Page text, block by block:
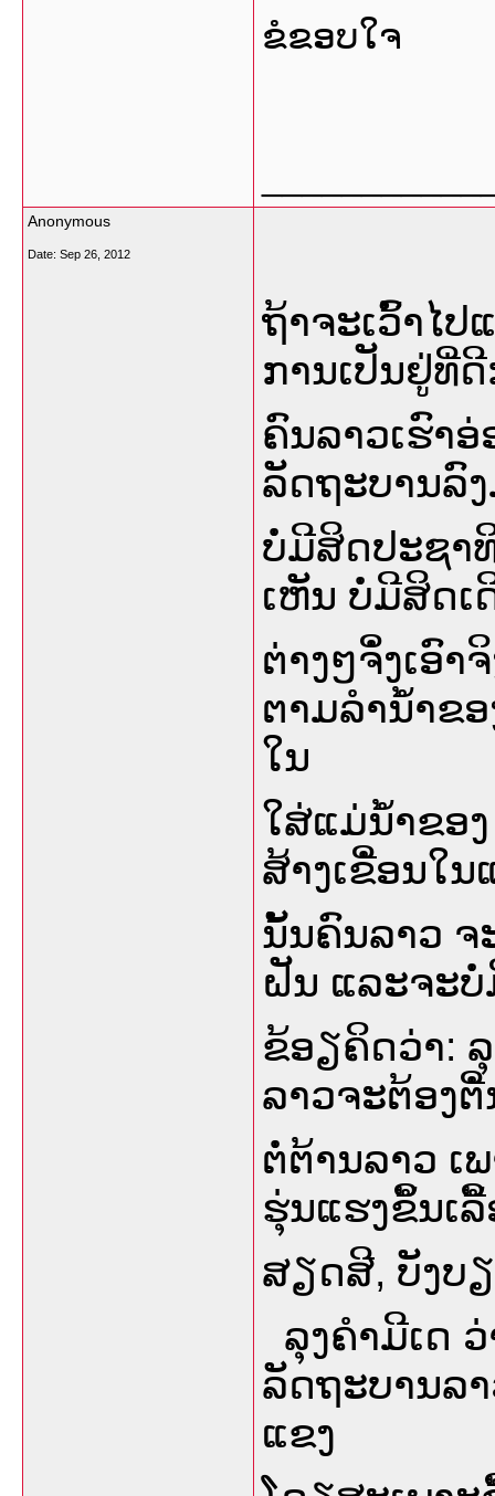
ຂໍຂອບໃຈ
Anonymous
Date: Sep 26, 2012
ຖ້າຈະເວົ້າໄ
ການເປັນຢູ່ທີ່
ຄົນລາວເຮົາ
ລັດຖະບານລົ
ບໍ່ມີສິດປະຊາ
ເຫັນ ບໍ່ມີສິດເ
ຕ່າງໆຈິໍ່ງເອົ
ຕາມລໍານໍ້າຂ
ໃນ
ໃສ່ແມ່ນໍ້າຂອ
ສ້າງເຂີໍ່ອນໃ
ນັ້ນຄົນລາວ
ຝັນ ແລະຈະບໍ່
ຂ້ອຽຄິດວ່າ:
ລາວຈະຕ້ອງ
ຕໍ່ຕ້ານລາວ ເ
ຮຸ່ນແຮງຂິໍ້ນເ
ສຽດສີ, ບັງບ
ລຸງຄໍາມີເດ
ລັດຖະບານລ
ແຂງ